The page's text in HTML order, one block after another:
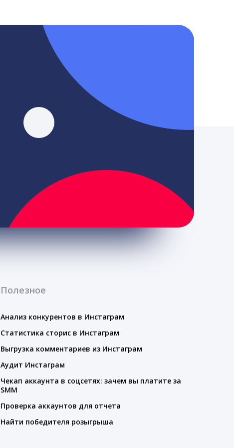
Полезное
Анализ конкурентов в Инстаграм
Статистика сторис в Инстаграм
Выгрузка комментариев из Инстаграм
Аудит Инстаграм
Чекап аккаунта в соцсетях: зачем вы платите за
SMM
Проверка аккаунтов для отчета
Найти победителя розыгрыша